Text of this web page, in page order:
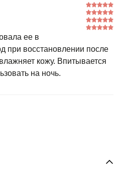
ее в
при восстановлении после
кожу. Впитывается
на ночь.